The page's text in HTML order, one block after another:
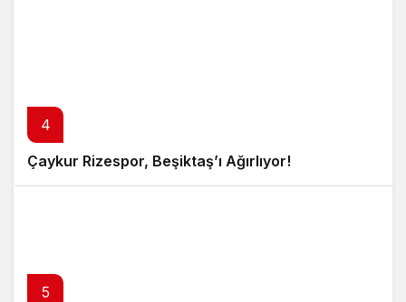
4
Çaykur Rizespor, Beşiktaş’ı Ağırlıyor!
5